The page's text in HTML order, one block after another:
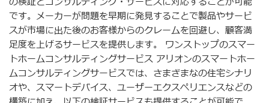
です。メーカーが問題を早期に発見することで製品やサービ
スが市場に出た後のお客様からのクレームを回避し、顧客満
足度を上げるサービスを提供します。 ワンストップのスマー
トホームコンサルティングサービス アリオンのスマートホー
ムコンサルティングサービスでは、さまざまなの住宅シナリ
オや、スマートデバイス、ユーザーエクスペリエンスなどの